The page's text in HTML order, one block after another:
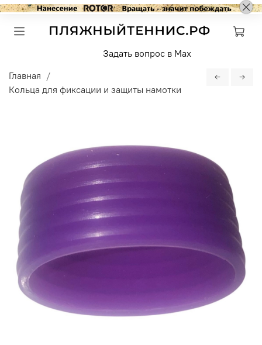
Задать вопрос в Max
Главная
Кольца для фиксации и защиты намотки